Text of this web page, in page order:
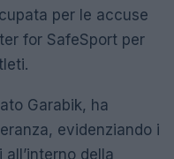
per le accuse
for SafeSport per
Garabik, ha
evidenziando i
della